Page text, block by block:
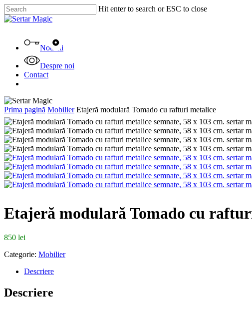
Skip
to
Hit enter to search or ESC to close
Close
Noutati
Despre noi
Contact
Prima pagină Mobilier Etajeră modulară Tomado cu rafturi metalice
Etajeră modulară Tomado cu
850 lei
Categorie: Mobilier
Descriere
Descriere